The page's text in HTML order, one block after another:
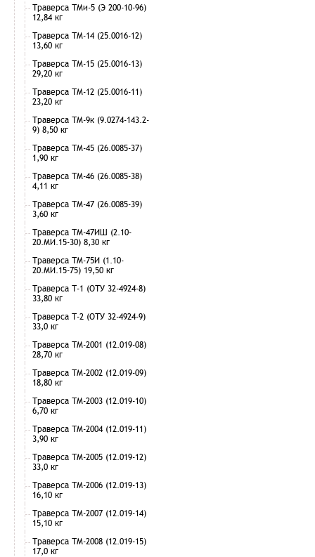
Траверса ТМи-5 (Э 200-10-96)
12,84 кг
Траверса ТМ-14 (25.0016-12)
13,60 кг
Траверса ТМ-15 (25.0016-13)
29,20 кг
Траверса ТМ-12 (25.0016-11)
23,20 кг
Траверса ТМ-9к (9.0274-143.2-
9) 8,50 кг
Траверса ТМ-45 (26.0085-37)
1,90 кг
Траверса ТМ-46 (26.0085-38)
4,11 кг
Траверса ТМ-47 (26.0085-39)
3,60 кг
Траверса ТМ-47ИШ (2.10-
20.МИ.15-30) 8,30 кг
Траверса ТМ-75И (1.10-
20.МИ.15-75) 19,50 кг
Траверса Т-1 (ОТУ 32-4924-8)
33,80 кг
Траверса Т-2 (ОТУ 32-4924-9)
33,0 кг
Траверса ТМ-2001 (12.019-08)
28,70 кг
Траверса ТМ-2002 (12.019-09)
18,80 кг
Траверса ТМ-2003 (12.019-10)
6,70 кг
Траверса ТМ-2004 (12.019-11)
3,90 кг
Траверса ТМ-2005 (12.019-12)
33,0 кг
Траверса ТМ-2006 (12.019-13)
16,10 кг
Траверса ТМ-2007 (12.019-14)
15,10 кг
Траверса ТМ-2008 (12.019-15)
17,0 кг